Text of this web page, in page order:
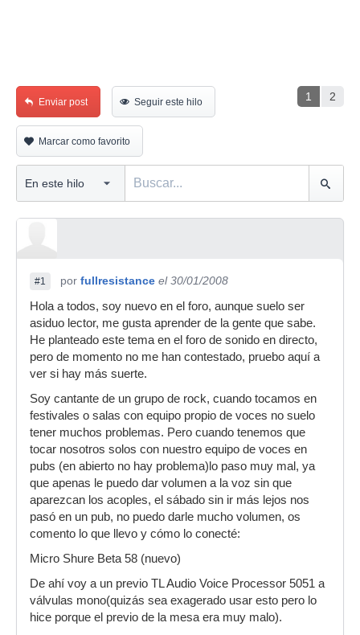
1 2
Enviar post Seguir este hilo
Marcar como favorito
#1 por fullresistance el 30/01/2008
Hola a todos, soy nuevo en el foro, aunque suelo ser
asiduo lector, me gusta aprender de la gente que sabe.
He planteado este tema en el foro de sonido en directo,
pero de momento no me han contestado, pruebo aquí a
ver si hay más suerte.
Soy cantante de un grupo de rock, cuando tocamos en
festivales o salas con equipo propio de voces no suelo
tener muchos problemas. Pero cuando tenemos que
tocar nosotros solos con nuestro equipo de voces en
pubs (en abierto no hay problema)lo paso muy mal, ya
que apenas le puedo dar volumen a la voz sin que
aparezcan los acoples, el sábado sin ir más lejos nos
pasó en un pub, no puedo darle mucho volumen, os
comento lo que llevo y cómo lo conecté:
Micro Shure Beta 58 (nuevo)
De ahí voy a un previo TL Audio Voice Processor 5051 a
válvulas mono(quizás sea exagerado usar esto pero lo
hice porque el previo de la mesa era muy malo).